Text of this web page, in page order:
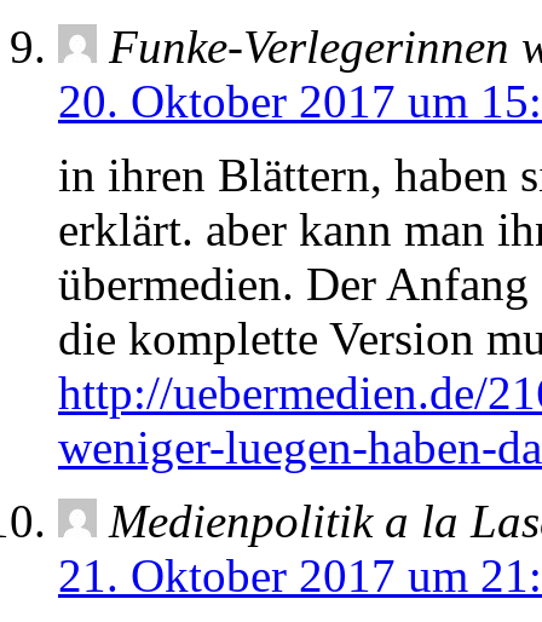
Funke-Verlegerinnen
20. Oktober 2017 um
in ihren Blättern, haben
erklärt. aber kann man
übermedien. Der
die komplette Version
http://uebermedien.de/
weniger-luegen-haben-
Medienpolitik a la
21. Oktober 2017 um